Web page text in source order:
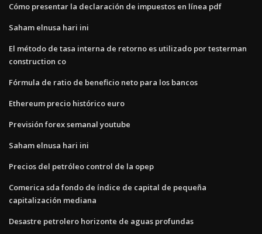
Cómo presentar la declaración de impuestos en línea pdf
Saham elnusa hari ini
El método de tasa interna de retorno es utilizado por testerman
construction co
Fórmula de ratio de beneficio neto para los bancos
Ethereum precio histórico euro
Previsión forex semanal youtube
Saham elnusa hari ini
Precios del petróleo control de la opep
Comerica sda fondo de índice de capital de pequeña
capitalización mediana
Desastre petrolero horizonte de aguas profundas